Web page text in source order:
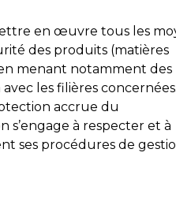
en œuvre tous les
des produits (matières
menant notamment des
les filières
accrue du
s’engage à respecter et à
ses procédures de